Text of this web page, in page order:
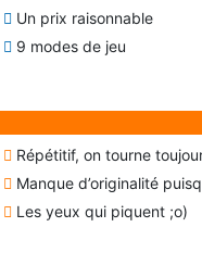
Un prix raisonnable
9 modes de jeu
Répétitif, on tourne
Manque d’originalité
Les yeux qui piquent ;o)